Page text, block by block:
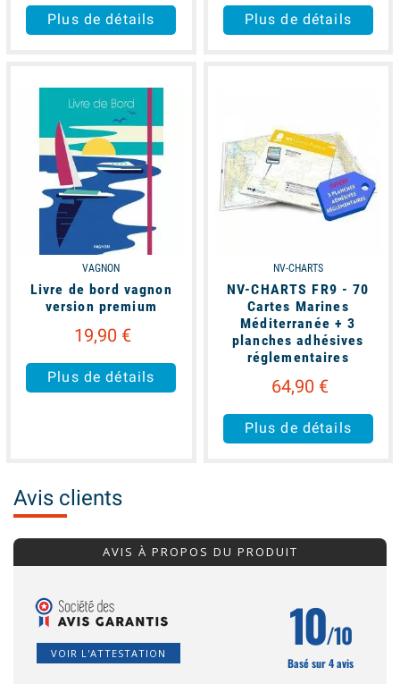
Plus de détails Plus de détails
available
VAGNON
Livre de bord vagnon
version premium
19,90 €
Plus de détails
NV-CHARTS
NV-CHARTS FR9 - 70
Cartes Marines
Méditerranée + 3
planches adhésives
réglementaires
64,90 €
Plus de détails
Avis clients
AVIS À PROPOS DU PRODUIT
VOIR L'ATTESTATION 10/10
Basé sur 4 avis